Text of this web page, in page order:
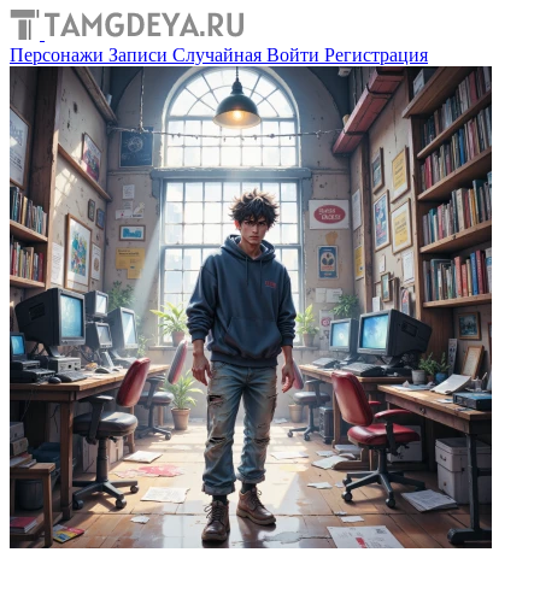
Персонажи Записи Случайная Войти Регистрация